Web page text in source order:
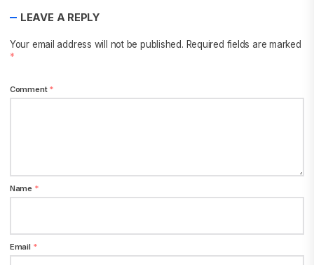
LEAVE A REPLY
Your email address will not be published. Required fields are marked
*
Comment *
Name *
Email *